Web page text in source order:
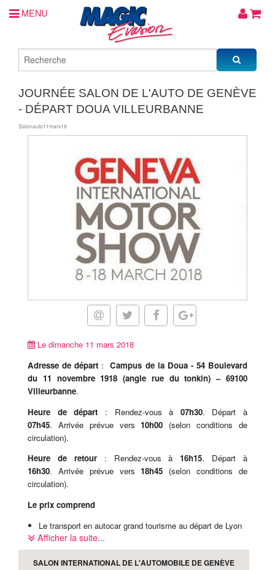
MENU
JOURNÉE SALON DE L'AUTO DE GENÈVE
- DÉPART DOUA VILLEURBANNE
Salonauto11mars18
Le dimanche 11 mars 2018
Adresse de départ :Campus de la Doua - 54 Boulevard
du 11 novembre 1918 (angle rue du tonkin)– 69100
Villeurbanne.
Heure de départ : Rendez-vous à 07h30. Départ à
07h45. Arrivée prévue vers10h00 (selon conditions de
circulation).
Heure de retour : Rendez-vous à16h15. Départ à
16h30. Arrivée prévue vers18h45 (selon conditions de
circulation).
Le prix comprend
Le transport en autocar grand tourisme au départ de Lyon
L'entrée au Salon International de l'automobile de Genève
2018
Afficher la suite...
SALON INTERNATIONAL DE L'AUTOMOBILE DE GENÈVE